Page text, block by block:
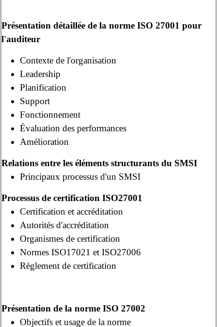
Présentation détaillée de la norme ISO 27001 pour
l'auditeur
Contexte de l'organisation
Leadership
Planification
Support
Fonctionnement
Évaluation des performances
Amélioration
Relations entre les éléments structurants du SMSI
Principaux processus d'un SMSI
Processus de certification ISO27001
Certification et accréditation
Autorités d'accréditation
Organismes de certification
Normes ISO17021 et ISO27006
Règlement de certification
Présentation de la norme ISO 27002
Objectifs et usage de la norme